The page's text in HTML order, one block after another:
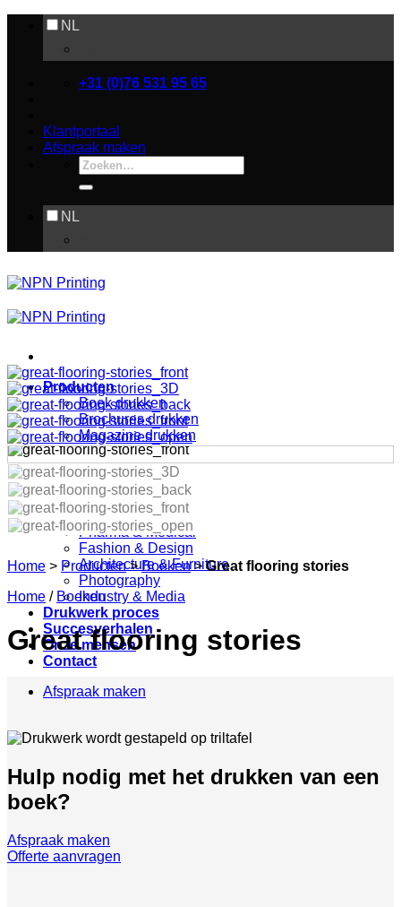
NL
+31 (0)76 531 95 65
Klantportaal
Afspraak maken
Zoeken
naar:
NL
Producten
Boek drukken
Brochures drukken
Magazine drukken
Catalogi drukken
Point of Sale
Marketingdrukwerk
Specials & Maatwerk
Drukwerk branches
Pharma & Medical
Fashion & Design
Architecture & Furniture
Photography
Industry & Media
Drukwerk proces
Succesverhalen
Onze mensen
Contact
Afspraak maken
Home > Producten>Boeken>Great flooring stories
Home / Boeken
Great flooring stories
Hulp nodig met het drukken van een
boek?
Afspraak maken
Offerte aanvragen